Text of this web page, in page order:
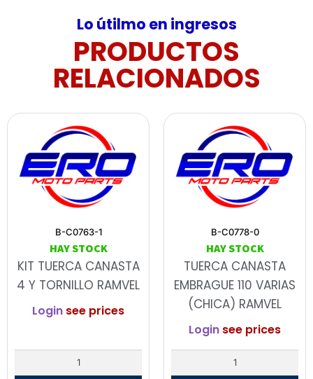
Lo útilmo en ingresos
PRODUCTOS
RELACIONADOS
B-C0763-1
HAY STOCK
KIT TUERCA CANASTA
4 Y TORNILLO RAMVEL
Login see prices
B-C0778-0
HAY STOCK
TUERCA CANASTA
EMBRAGUE 110 VARIAS
(CHICA) RAMVEL
Login see prices